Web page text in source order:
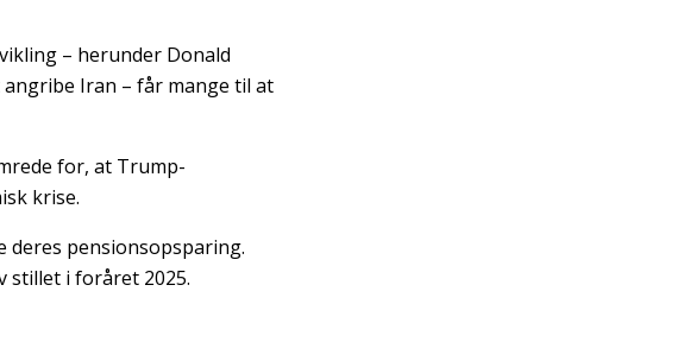
– herunder Donald
Iran – får mange til at
for, at Trump-
krise.
deres pensionsopsparing.
stillet i foråret 2025.